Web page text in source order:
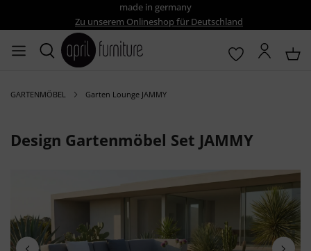
made in germany
Zu unserem Onlineshop für Deutschland
GARTENMÖBEL Garten Lounge JAMMY
Design Gartenmöbel Set JAMMY